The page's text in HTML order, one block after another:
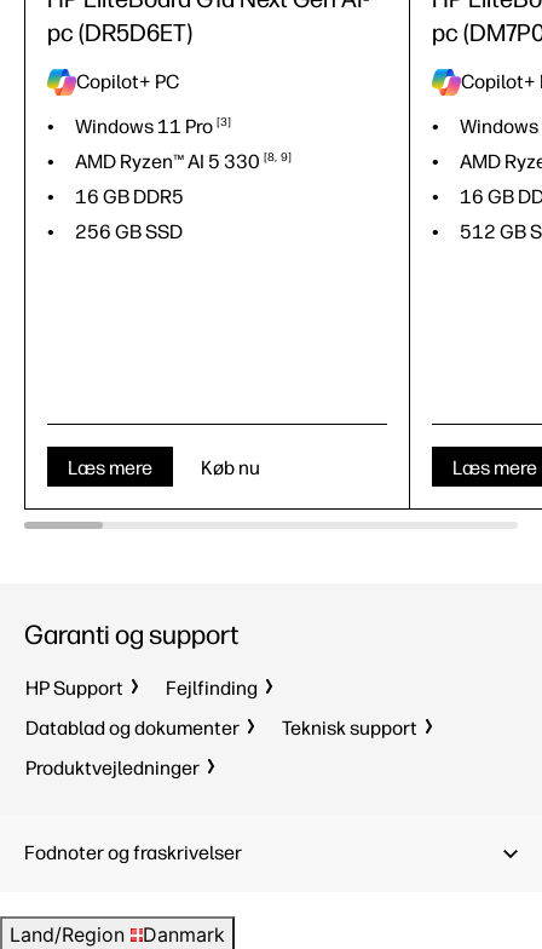
pc (DR5D6ET)
Copilot+ PC
Windows 11 Pro 3
AMD Ryzen™ AI 5 330 8 9
16 GB DDR5
256 GB SSD
Læs mere Køb nu
pc
Copilot+
AMD
16 GB
512 GB
Læs mere
Garanti og support
HP Support
Fejlfinding
Datablad og dokumenter
Teknisk support
Produktvejledninger
Fodnoter og fraskrivelser
Land/Region Danmark